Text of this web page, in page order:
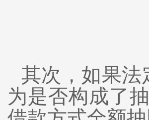
其次，如果
为是否构成了